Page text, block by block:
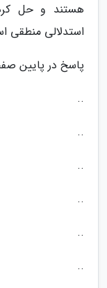
هستند و حل
استدلالی منطقی
پاسخ در پایین
..
..
..
..
..
..